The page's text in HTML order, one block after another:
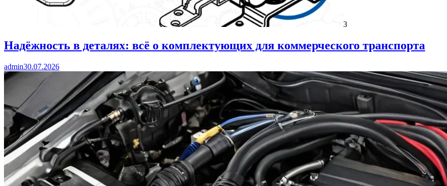
3
Надёжность в деталях: всё о комплектующих для коммерческого транспорта
admin30.07.2026